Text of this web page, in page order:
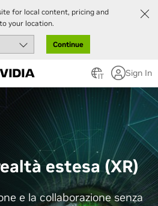
for local content, pricing and
your location.
Continue
IT Sign In
estesa (XR)
e la collaborazione senza